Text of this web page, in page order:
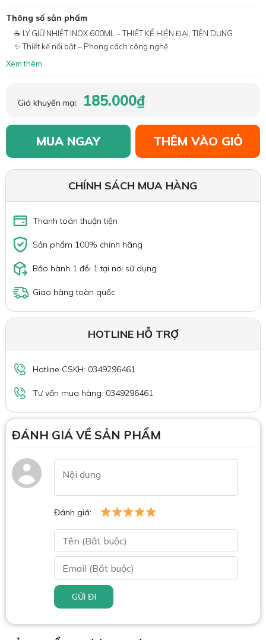
Thông số sản phẩm
☕ LY GIỮ NHIỆT INOX 600ML – THIẾT KẾ HIỆN ĐẠI, TIỆN DỤNG
✨ Thiết kế nổi bật – Phong cách công nghệ
Xem thêm
Giá khuyến mại: 185.000₫
MUA NGAY THÊM VÀO GIỎ
CHÍNH SÁCH MUA HÀNG
Thanh toán thuận tiện
Sản phẩm 100% chính hãng
Bảo hành 1 đổi 1 tại nơi sử dụng
Giao hàng toàn quốc
HOTLINE HỖ TRỢ
Hotline CSKH: 0349296461
Tư vấn mua hàng: 0349296461
ĐÁNH GIÁ VỀ SẢN PHẨM
Đánh giá:
GỬI ĐI